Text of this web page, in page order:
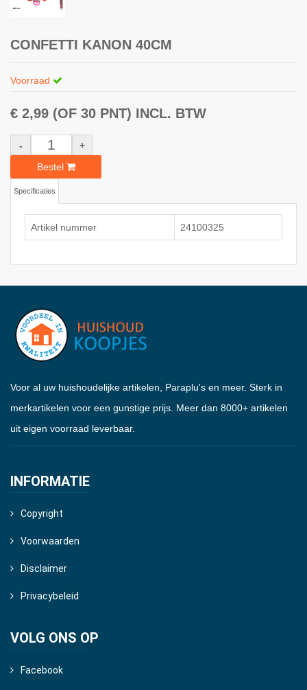
CONFETTI KANON 40CM
Voorraad
€ 2,99 (OF 30 PNT) INCL. BTW
-
+
Bestel
Specificaties
Artikel nummer 24100325
Voor al uw huishoudelijke artikelen, Paraplu's en meer. Sterk in
merkartikelen voor een gunstige prijs. Meer dan 8000+ artikelen
uit eigen voorraad leverbaar.
INFORMATIE
Copyright
Voorwaarden
Disclaimer
Privacybeleid
VOLG ONS OP
Facebook